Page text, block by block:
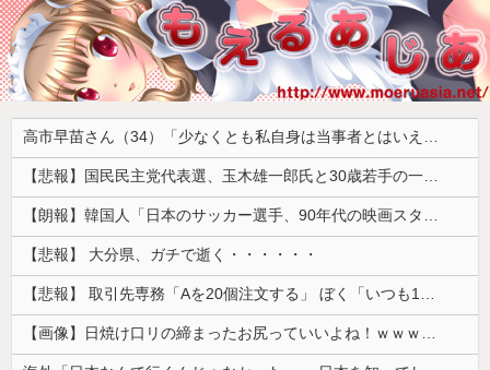
高市早苗さん（34）「少なくとも私自身は当事者とはいえない世代ですから、反省なんかしておりませんし、反省を求められるいわれもないと思っております」
【悲報】国民民主党代表選、玉木雄一郎氏と30歳若手の一騎打ちへ → 榛葉幹事長の不出馬にネットで疑問噴出 ｗｗｗｗｗｗｗｗｗｗｗｗｗｗｗ
【朗報】韓国人「日本のサッカー選手、90年代の映画スターかよ」
【悲報】 大分県、ガチで逝く・・・・・・
【悲報】 取引先専務「Aを20個注文する」 ぼく「いつも1～2個しか使わないけど本当に20であってる？」 取専「あってる」→結果『こう』なったんだが...
【画像】日焼け口リの締まったお尻っていいよね！ｗｗｗｗｗ